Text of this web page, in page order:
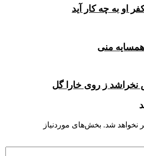
او به چه کار آید
منی
ز روى خارا گل
نخواهد شد. بخش‌های موردنیاز